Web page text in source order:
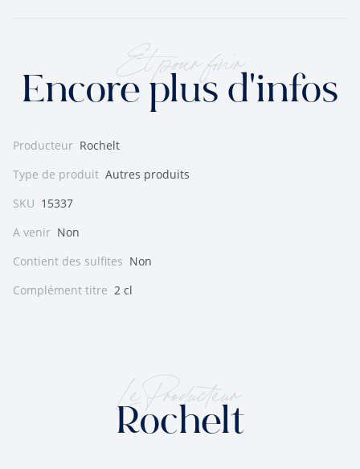
Et pour finir
Encore plus d'infos
Producteur Rochelt
Type de produit Autres produits
SKU 15337
A venir Non
Contient des sulfites Non
Complément titre 2 cl
Le Producteur
Rochelt